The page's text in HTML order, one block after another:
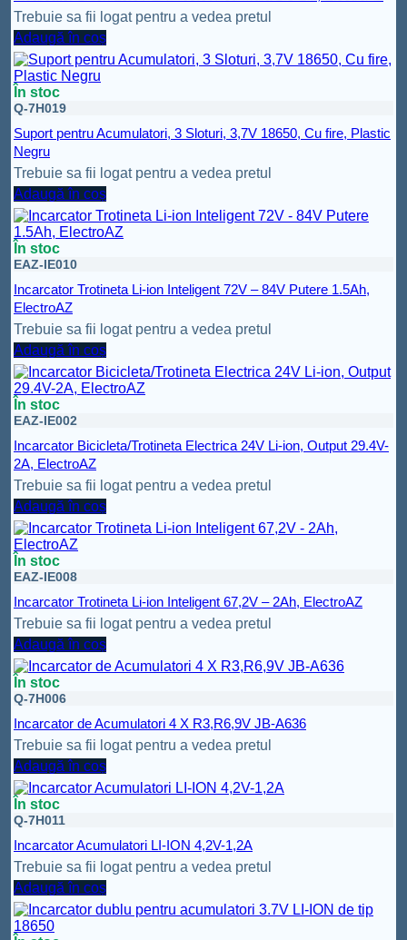
Trebuie sa fii logat pentru a vedea pretul
Adaugă în coș
În stoc
Q-7H019
Suport pentru Acumulatori, 3 Sloturi, 3,7V 18650, Cu fire, Plastic
Negru
Trebuie sa fii logat pentru a vedea pretul
Adaugă în coș
În stoc
EAZ-IE010
Incarcator Trotineta Li-ion Inteligent 72V – 84V Putere 1.5Ah,
ElectroAZ
Trebuie sa fii logat pentru a vedea pretul
Adaugă în coș
În stoc
EAZ-IE002
Incarcator Bicicleta/Trotineta Electrica 24V Li-ion, Output 29.4V-
2A, ElectroAZ
Trebuie sa fii logat pentru a vedea pretul
Adaugă în coș
În stoc
EAZ-IE008
Incarcator Trotineta Li-ion Inteligent 67,2V – 2Ah, ElectroAZ
Trebuie sa fii logat pentru a vedea pretul
Adaugă în coș
În stoc
Q-7H006
Incarcator de Acumulatori 4 X R3,R6,9V JB-A636
Trebuie sa fii logat pentru a vedea pretul
Adaugă în coș
În stoc
Q-7H011
Incarcator Acumulatori LI-ION 4,2V-1,2A
Trebuie sa fii logat pentru a vedea pretul
Adaugă în coș